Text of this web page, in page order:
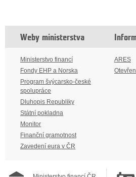
Weby ministerstva
Ministerstvo financí
Fondy EHP a Norska
Program švýcarsko-české
spolupráce
Dluhopis Republiky
Státní pokladna
Monitor
Finanční gramotnost
Zavedení eura v ČR
ARES